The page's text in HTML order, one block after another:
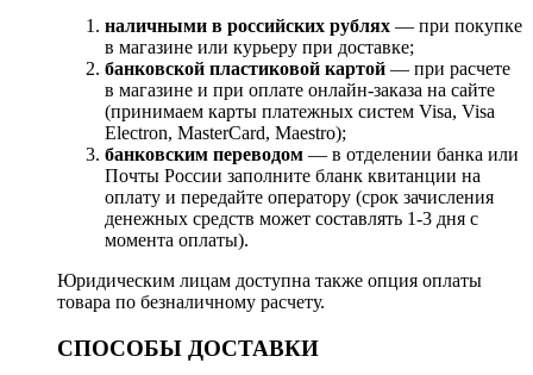
наличными в российских рублях — при покупке
в магазине или курьеру при доставке;
банковской пластиковой картой — при расчете
в магазине и при оплате онлайн-заказа на сайте
(принимаем карты платежных систем Visa, Visa
Electron, MasterCard, Maestro);
банковским переводом — в отделении банка или
Почты России заполните бланк квитанции на
оплату и передайте оператору (срок зачисления
денежных средств может составлять 1-3 дня с
момента оплаты).
Юридическим лицам доступна также опция оплаты
товара по безналичному расчету.
СПОСОБЫ ДОСТАВКИ